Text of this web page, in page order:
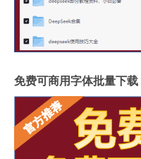
免费可商用字体批量下载